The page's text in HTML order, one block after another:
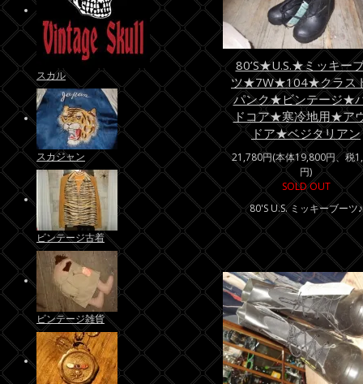
80’S★U.S.★ミッキー
ツ★7W★104★クラス
パンク★ビンテージ★
ドコア★寒冷地用★ア
ドア★ベジタリアン
21,780円(本体19,800円、税
円)
SOLD OUT
80'S U.S. ミッキーブーツ♪
スカル
スカジャン
ビンテージ古着
ビンテージ雑貨